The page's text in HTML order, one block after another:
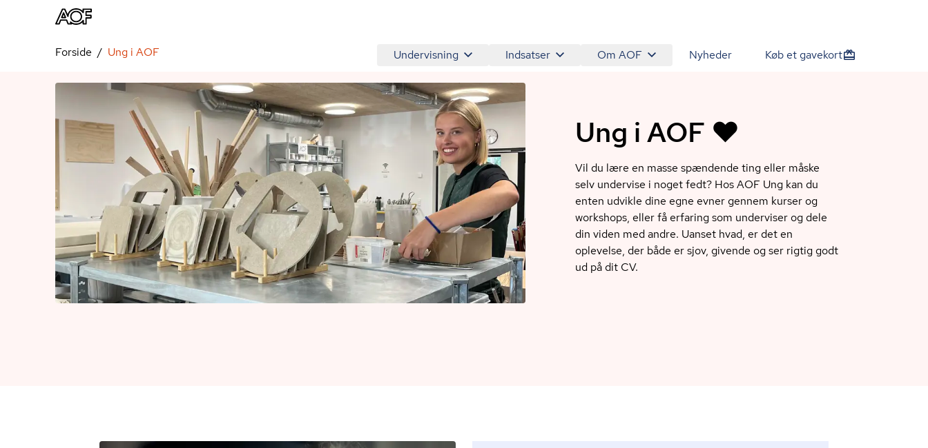
Undervisning Indsatser Om AOF Nyheder Køb et gavekort
Forside Ung i AOF
Ung i AOF ❤️
Vil du lære en masse spændende ting eller måske
selv undervise i noget fedt? Hos AOF Ung kan du
enten udvikle dine egne evner gennem kurser og
workshops, eller få erfaring som underviser og dele
din viden med andre. Uanset hvad, er det en
oplevelse, der både er sjov, givende og ser rigtig godt
ud på dit CV.